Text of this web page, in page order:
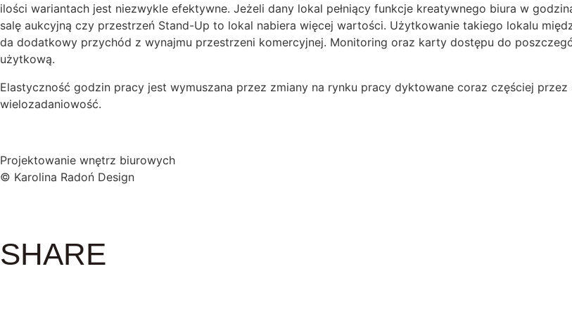
ilości wariantach jest niezwykle efektywne. Jeżeli dany lokal pełniący funkcje kreatywnego biura w
salę aukcyjną czy przestrzeń Stand-Up to lokal nabiera więcej wartości. Użytkowanie takiego lokalu
da dodatkowy przychód z wynajmu przestrzeni komercyjnej. Monitoring oraz karty dostępu do
użytkową.
Elastyczność godzin pracy jest wymuszana przez zmiany na rynku pracy dyktowane coraz częściej
wielozadaniowość.
Projektowanie wnętrz biurowych
© Karolina Radoń Design
SHARE